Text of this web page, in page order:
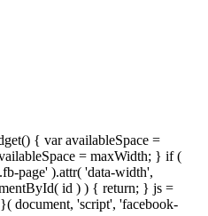
{ var availableSpace =
= maxWidth; } if (
page' ).attr( 'data-width',
id ) ) { return; } js =
document, 'script', 'facebook-